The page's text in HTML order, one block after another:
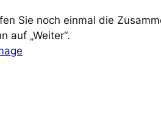
Sie noch einmal die
auf „Weiter“.